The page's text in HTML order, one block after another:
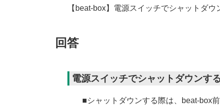
【beat-box】電源スイッチでシャットダ
回答
電源スイッチでシャットダウンす
■シャットダウンする際は、beat-box